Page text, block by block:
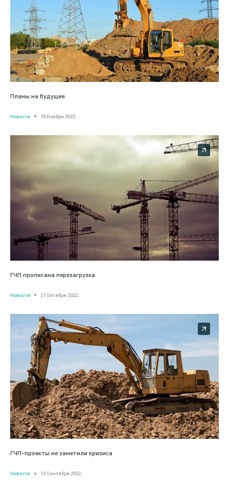
Планы на будущее
Новости 15 Ноября 2022,
ГЧП прописана перезагрузка
Новости 21 Октября 2022,
ГЧП-проекты не заметили кризиса
Новости 12 Сентября 2022,